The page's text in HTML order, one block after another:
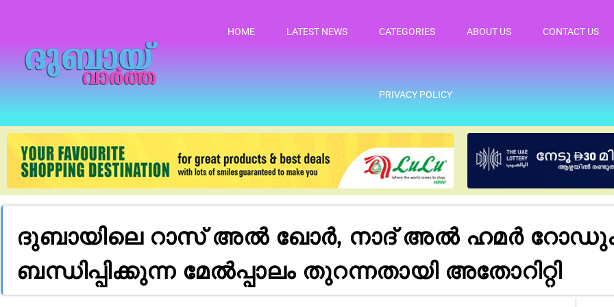
HOME LATEST NEWS CATEGORIES ABOUT US CONTACT US
PRIVACY POLICY
ദുബായിലെ റാസ് അൽ ഖോർ, നാദ് അൽ ഹമർ
ബന്ധിപ്പിക്കുന്ന മേൽപ്പാലം തുറന്നതായി അതോറിറ്റി